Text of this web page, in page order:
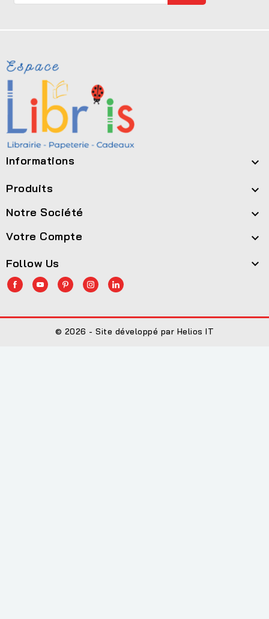
Informations 
Produits 
Notre Société 
Votre Compte 
Follow Us 
© 2026 - Site développé par Helios IT